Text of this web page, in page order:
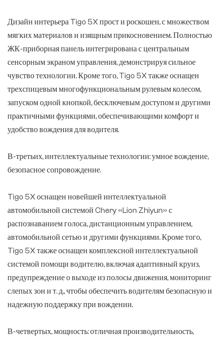
Дизайн интерьера Tigo 5X прост и роскошен, с множеством
мягких материалов и изящным прикосновением. Полностью
ЖК-приборная панель интегрирована с центральным
сенсорным экраном управления, демонстрируя сильное
чувство технологии. Кроме того, Tigo 5X также оснащен
трехспицевым многофункциональным рулевым колесом,
запуском одной кнопкой, бесключевым доступом и другими
практичными функциями, обеспечивающими комфорт и
удобство вождения для водителя.
В-третьих, интеллектуальные технологии: умное вождение,
безопасное сопровождение.
Tigo 5X оснащен новейшей интеллектуальной
автомобильной системой Chery «Lion Zhiyun» с
распознаванием голоса, дистанционным управлением,
автомобильной сетью и другими функциями. Кроме того,
Tigo 5X также оснащен комплексной интеллектуальной
системой помощи водителю, включая адаптивный круиз,
предупреждение о выходе из полосы движения, мониторинг
слепых зон и т. д., чтобы обеспечить водителям безопасную и
надежную поддержку при вождении.
В-четвертых, мощность: отличная производительность,